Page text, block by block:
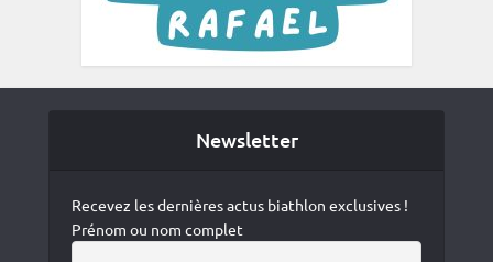
Newsletter
Recevez les dernières actus biathlon exclusives !
Prénom ou nom complet